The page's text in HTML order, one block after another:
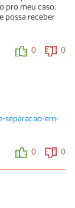
pro meu caso.
possa receber
0 0
separacao-em-
0 0